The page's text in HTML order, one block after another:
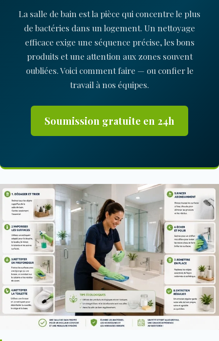
La salle de bain est la pièce qui concentre le plus
de bactéries dans un logement. Un nettoyage
efficace exige une séquence précise, les bons
produits et une attention aux zones souvent
oubliées. Voici comment faire — ou confier le
travail à nos équipes.
Soumission gratuite en 24h